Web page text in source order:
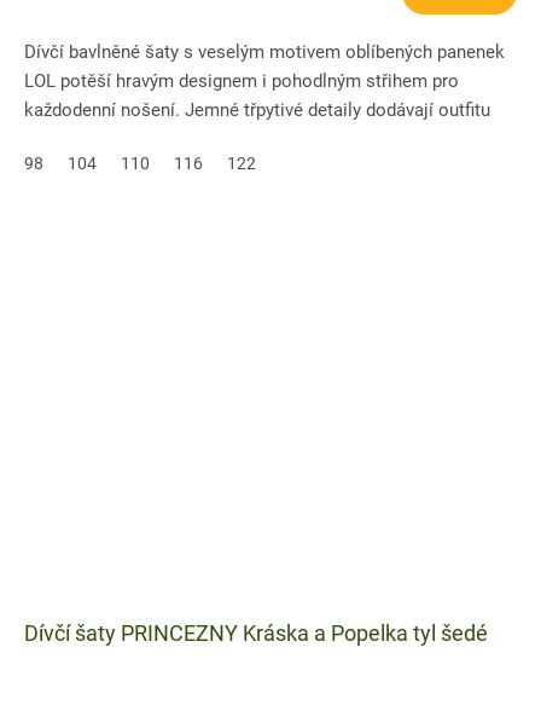
Dívčí bavlněné šaty s veselým motivem oblíbených panenek
LOL potěší hravým designem i pohodlným střihem pro
každodenní nošení. Jemné třpytivé detaily dodávají outfitu
98 104 110 116 122
Dívčí šaty PRINCEZNY Kráska a Popelka tyl šedé